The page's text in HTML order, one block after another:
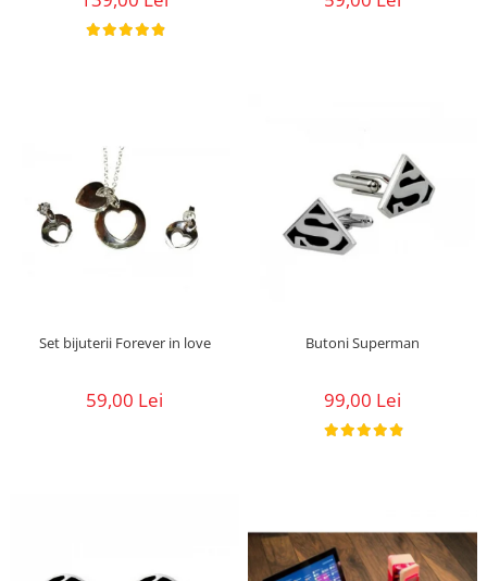
Set bijuterii Forever in love
59,00 Lei
Butoni Superman
99,00 Lei